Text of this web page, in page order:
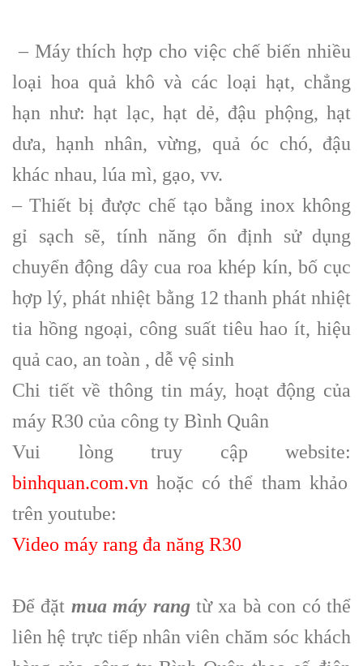
– Máy thích hợp cho việc chế biến nhiều
loại hoa quả khô và các loại hạt, chẳng
hạn như: hạt lạc, hạt dẻ, đậu phộng, hạt
dưa, hạnh nhân, vừng, quả óc chó, đậu
khác nhau, lúa mì, gạo, vv.
– Thiết bị được chế tạo bằng inox không
gỉ sạch sẽ, tính năng ổn định sử dụng
chuyển động dây cua roa khép kín, bố cục
hợp lý, phát nhiệt bằng 12 thanh phát nhiệt
tia hồng ngoại, công suất tiêu hao ít, hiệu
quả cao, an toàn , dễ vệ sinh
Chi tiết về thông tin máy, hoạt động của
máy R30 của công ty Bình Quân
Vui lòng truy cập website:
binhquan.com.vn hoặc có thể tham khảo
trên youtube:
Video máy rang đa năng R30
Để đặt mua máy rangtừ xa bà con có thể
liên hệ trực tiếp nhân viên chăm sóc khách